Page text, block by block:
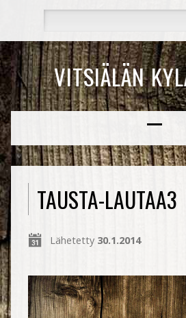
VITSIÄLÄN
TAUSTA-LAUTAA3
Lähetetty 30.1.2014